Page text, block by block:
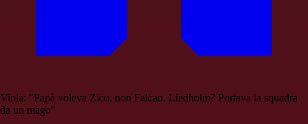
Viola: "Papà voleva Zico, non Falcao. Liedholm? Portava la squadra
da un mago"